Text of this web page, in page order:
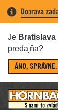
Doprava
Je Bratislava
predajňa?
ÁNO, SPRÁVNE.